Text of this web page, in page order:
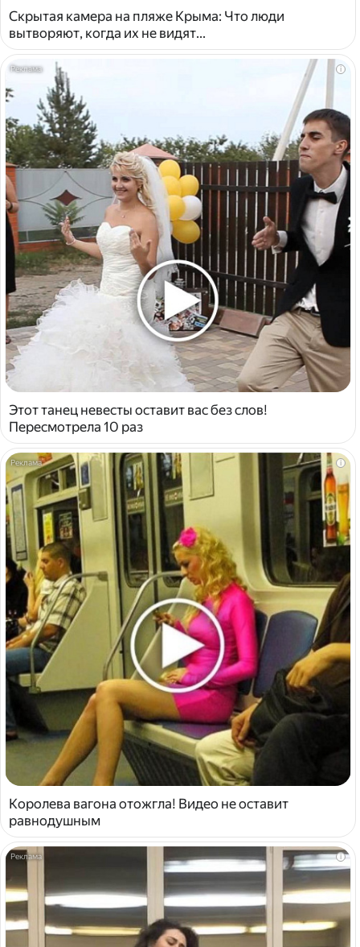
Скрытая камера на пляже Крыма: Что люди
вытворяют, когда их не видят...
i
Этот танец невесты оставит вас без слов!
Пересмотрела 10 раз
i
Королева вагона отожгла! Видео не оставит
равнодушным
i